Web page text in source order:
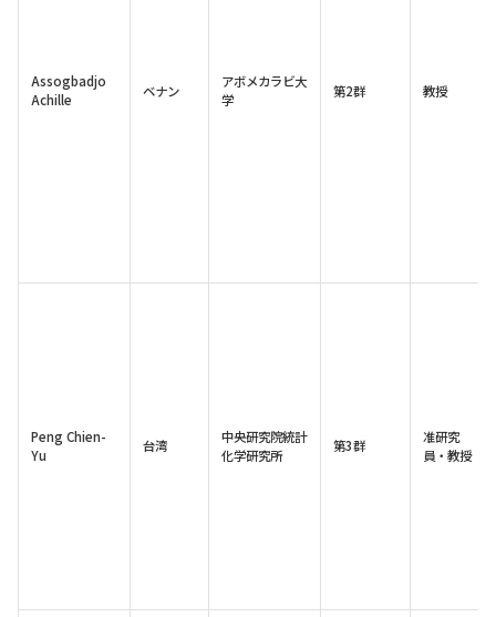
Assogbadjo
Achille
ベナン
アボメカラビ大
学
第2群 教授
Peng Chien-
Yu
台湾
中央研究院統計
化学研究所
第3群
准研究
員・教授